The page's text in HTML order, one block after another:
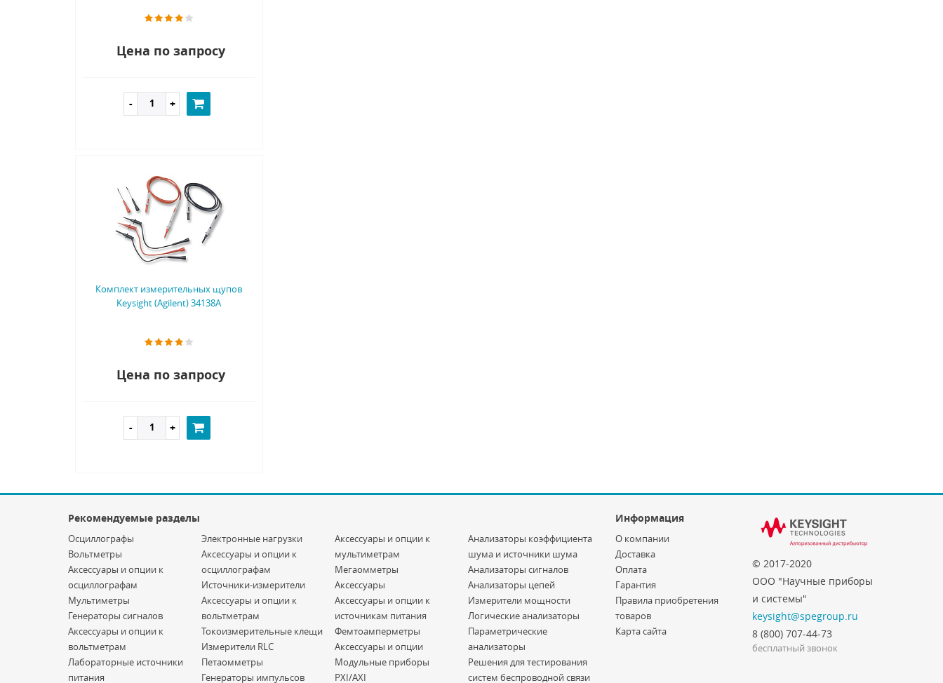
Цена по запросу
Комплект измерительных щупов
Keysight (Agilent) 34138A
Цена по запросу
Рекомендуемые разделы Информация
© 2017-2020
ООО "Научные приборы
и системы"
keysight@spegroup.ru
8 (800) 707-44-73
бесплатный звонок
Осциллографы
Вольтметры
Аксессуары и опции к
осциллографам
Мультиметры
Генераторы сигналов
Аксессуары и опции к
вольтметрам
Лабораторные источники
питания
Электронные нагрузки
Аксессуары и опции к
осциллографам
Источники-измерители
Аксессуары и опции к
вольтметрам
Токоизмерительные клещи
Измерители RLC
Петаомметры
Генераторы импульсов
Аксессуары и опции к
мультиметрам
Мегаомметры
Аксессуары
Аксессуары и опции к
источникам питания
Фемтоамперметры
Аксессуары и опции
Модульные приборы
PXI/AXI
Анализаторы коэффициента
шума и источники шума
Анализаторы сигналов
Анализаторы цепей
Измерители мощности
Логические анализаторы
Параметрические
анализаторы
Решения для тестирования
систем беспроводной связи
О компании
Доставка
Оплата
Гарантия
Правила приобретения
товаров
Карта сайта